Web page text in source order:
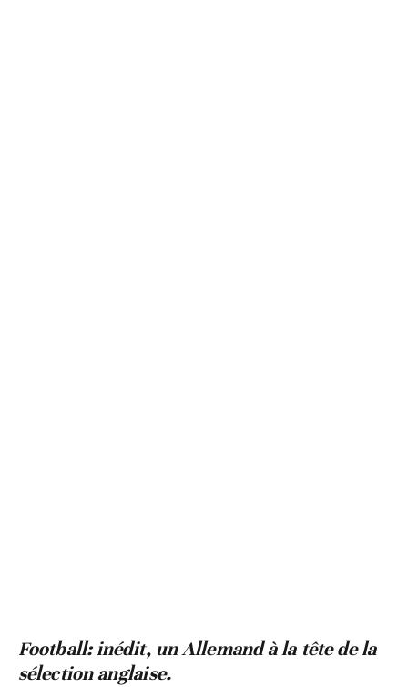
Football: inédit, un Allemand à la tête de la
sélection anglaise.